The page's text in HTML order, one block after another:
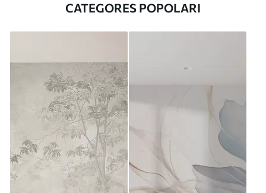
CATEGORES POPOLARI